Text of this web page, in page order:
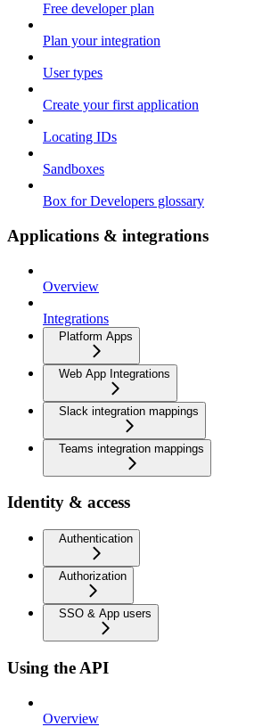
Free developer plan
Plan your integration
User types
Create your first application
Locating IDs
Sandboxes
Box for Developers glossary
Applications & integrations
Overview
Integrations
Platform Apps
Web App Integrations
Slack integration mappings
Teams integration mappings
Identity & access
Authentication
Authorization
SSO & App users
Using the API
Overview